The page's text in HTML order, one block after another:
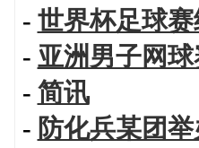
- 世界杯足球
- 亚洲男子网
- 简讯
- 防化兵某团